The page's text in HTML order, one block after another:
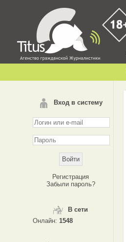
Вход в систему
Регистрация
Забыли пароль?
В сети
Онлайн: 1548